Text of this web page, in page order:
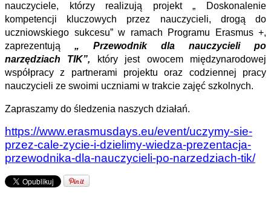
nauczyciele, którzy realizują projekt „ Doskonalenie
kompetencji kluczowych przez nauczycieli, drogą do
uczniowskiego sukcesu” w ramach Programu Erasmus +,
zaprezentują „ Przewodnik dla nauczycieli po
narzędziach TIK”, który jest owocem międzynarodowej
współpracy z partnerami projektu oraz codziennej pracy
nauczycieli ze swoimi uczniami w trakcie zajęć szkolnych.
Zapraszamy do śledzenia naszych działań.
https://www.erasmusdays.eu/event/uczymy-sie-
przez-cale-zycie-i-dzielimy-wiedza-prezentacja-
przewodnika-dla-nauczycieli-po-narzedziach-tik/